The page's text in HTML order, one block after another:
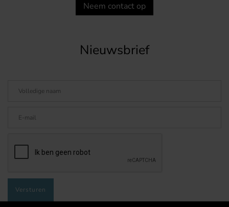
Neem contact op
Nieuwsbrief